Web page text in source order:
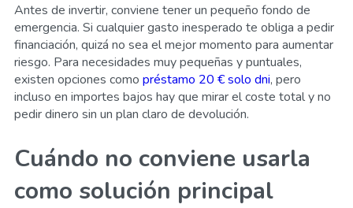
Antes de invertir, conviene tener un pequeño fondo de
emergencia. Si cualquier gasto inesperado te obliga a pedir
financiación, quizá no sea el mejor momento para aumentar
riesgo. Para necesidades muy pequeñas y puntuales,
existen opciones como préstamo 20 € solo dni, pero
incluso en importes bajos hay que mirar el coste total y no
pedir dinero sin un plan claro de devolución.
Cuándo no conviene usarla
como solución principal